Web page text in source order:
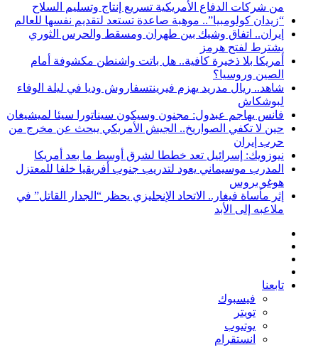
من شركات الدفاع الأمريكية تسريع إنتاج وتسليم السلاح
“زيدان كولومبيا”.. موهبة صاعدة تستعد لتقديم نفسها للعالم
إيران.. اتفاق وشيك بين طهران ومسقط والحرس الثوري
يشترط لفتح هرمز
أمريكا بلا ذخيرة كافية.. هل باتت واشنطن مكشوفة أمام
الصين وروسيا؟
شاهد.. ريال مدريد يهزم فيرينتسفاروش وديا في ليلة الوفاء
لبوشكاش
فانس يهاجم عبدول: مجنون وسيكون سيناتورا سيئا لميشيغان
حين لا تكفي الصواريخ.. الجيش الأمريكي يبحث عن مخرج من
حرب إيران
نيوزويك: إسرائيل تعد خططا لشرق أوسط ما بعد أمريكا
المدرب موسيماني يعود لتدريب جنوب أفريقيا خلفا للمعتزل
هوغو بروس
إثر مأساة فيغار.. الاتحاد الإنجليزي يحظر “الجدار القاتل” في
ملاعبه إلى الأبد
الدخول
تابعنا
فيسبوك
تويتر
يوتيوب
انستقرام